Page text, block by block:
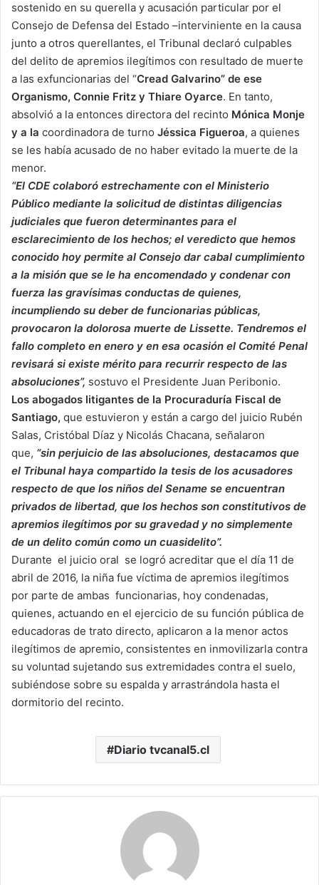
sostenido en su querella y acusación particular por el
Consejo de Defensa del Estado –interviniente en la causa
junto a otros querellantes, el Tribunal declaró culpables
del delito de apremios ilegítimos con resultado de muerte
a las exfuncionarias del “Cread Galvarino” de ese
Organismo, Connie Fritz y Thiare Oyarce. En tanto,
absolvió a la entonces directora del recinto Mónica Monje
y a la coordinadora de turno Jéssica Figueroa, a quienes
se les había acusado de no haber evitado la muerte de la
menor.
“El CDE colaboró estrechamente con el Ministerio
Público mediante la solicitud de distintas diligencias
judiciales que fueron determinantes para el
esclarecimiento de los hechos; el veredicto que hemos
conocido hoy permite al Consejo dar cabal cumplimiento
a la misión que se le ha encomendado y condenar con
fuerza las gravísimas conductas de quienes,
incumpliendo su deber de funcionarias públicas,
provocaron la dolorosa muerte de Lissette. Tendremos el
fallo completo en enero y en esa ocasión el Comité Penal
revisará si existe mérito para recurrir respecto de las
absoluciones”, sostuvo el Presidente Juan Peribonio.
Los abogados litigantes de la Procuraduría Fiscal de
Santiago, que estuvieron y están a cargo del juicio Rubén
Salas, Cristóbal Díaz y Nicolás Chacana, señalaron
que, “sin perjuicio de las absoluciones, destacamos que
el Tribunal haya compartido la tesis de los acusadores
respecto de que los niños del Sename se encuentran
privados de libertad, que los hechos son constitutivos de
apremios ilegítimos por su gravedad y no simplemente
de un delito común como un cuasidelito”.
Durante el juicio oral se logró acreditar que el día 11 de
abril de 2016, la niña fue víctima de apremios ilegítimos
por parte de ambas funcionarias, hoy condenadas,
quienes, actuando en el ejercicio de su función pública de
educadoras de trato directo, aplicaron a la menor actos
ilegítimos de apremio, consistentes en inmovilizarla contra
su voluntad sujetando sus extremidades contra el suelo,
subiéndose sobre su espalda y arrastrándola hasta el
dormitorio del recinto.
Diario tvcanal5.cl